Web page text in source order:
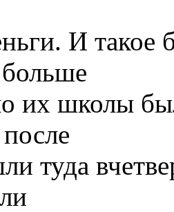
И такое
больше
их школы
туда